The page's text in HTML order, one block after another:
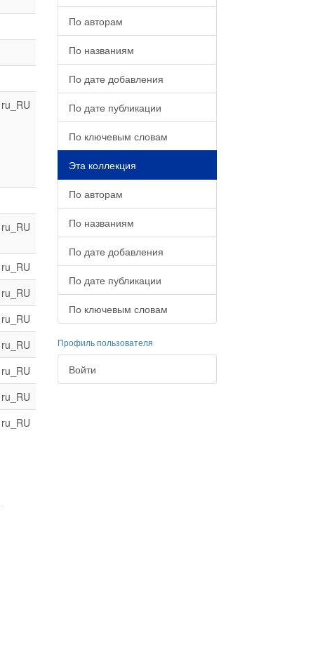
ru_RU
ru_RU
ru_RU
ru_RU
ru_RU
ru_RU
ru_RU
ru_RU
ru_RU
По авторам
По названиям
По дате добавления
По дате публикации
По ключевым словам
Эта коллекция
По авторам
По названиям
По дате добавления
По дате публикации
По ключевым словам
Профиль пользователя
Войти